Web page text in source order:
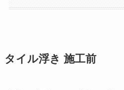
タイル浮き 施工前